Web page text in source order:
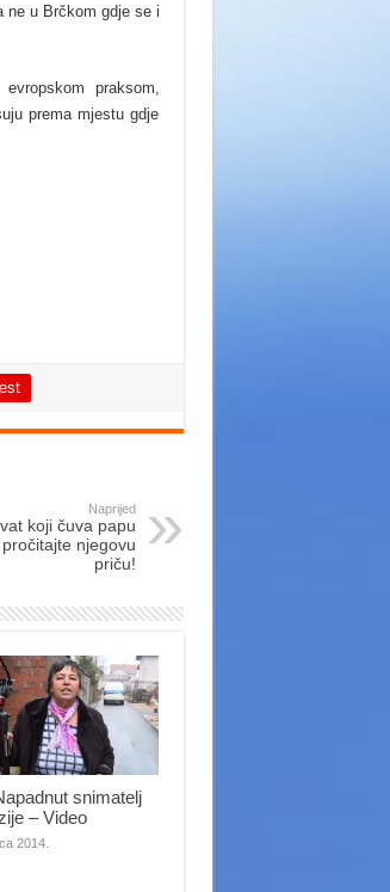
ne u Brčkom gdje se i
praksom,
prema mjestu gdje
Naprijed
koji čuva papu
njegovu
priču!
snimatelj
– Video
2014.